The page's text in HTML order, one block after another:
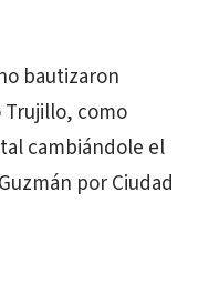
bautizaron
como
cambiándole el
por Ciudad